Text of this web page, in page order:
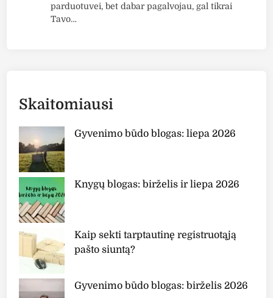
parduotuvei, bet dabar pagalvojau, gal tikrai
Tavo…
Skaitomiausi
Gyvenimo būdo blogas: liepa 2026
Knygų blogas: birželis ir liepa 2026
Kaip sekti tarptautinę registruotąją
pašto siuntą?
Gyvenimo būdo blogas: birželis 2026